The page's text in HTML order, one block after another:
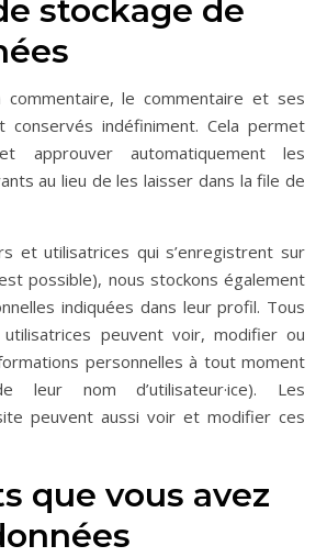
stockage de
commentaire, le commentaire et ses
conservés indéfiniment. Cela permet
approuver automatiquement les
au lieu de les laisser dans la file de
et utilisatrices qui s’enregistrent sur
possible), nous stockons également
indiquées dans leur profil. Tous
peuvent voir, modifier ou
personnelles à tout moment
leur nom d’utilisateur·ice). Les
peuvent aussi voir et modifier ces
que vous avez